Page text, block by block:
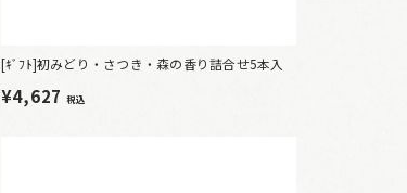
[ｷﾞﾌﾄ]初みどり・さつき・森の香り詰合せ5本入
¥4,627 税込